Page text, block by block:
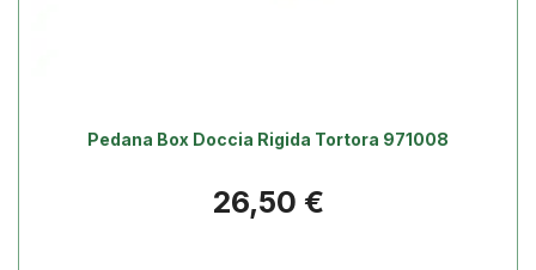
Pedana Box Doccia Rigida Tortora 971008
Prezzo
26,50 €